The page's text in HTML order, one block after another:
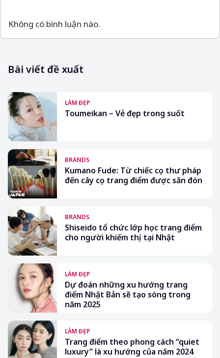
Không có bình luận nào.
Bài viết đề xuất
LÀM ĐẸP
Toumeikan – Vẻ đẹp trong suốt
BRANDS
Kumano Fude: Từ chiếc cọ thư pháp
đến cây cọ trang điểm được săn đón
BRANDS
Shiseido tổ chức lớp học trang điểm
cho người khiếm thị tại Nhật
LÀM ĐẸP
Dự đoán những xu hướng trang
điểm Nhật Bản sẽ tạo sóng trong
năm 2025
LÀM ĐẸP
Trang điểm theo phong cách “quiet
luxury” là xu hướng của năm 2024